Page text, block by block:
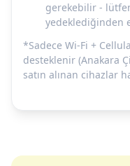
gerekebilir -
yedeklediğinden
*Sadece Wi-Fi +
desteklenir (Anakara
satın alınan cihazlar